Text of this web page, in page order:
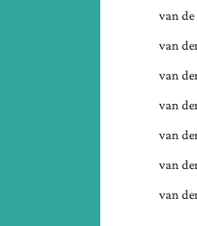
van
van
van
van
van
van
van